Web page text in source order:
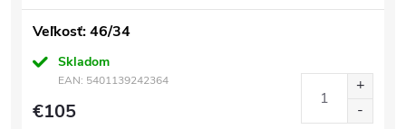
Veľkosť: 46/34
Skladom
EAN: 5401139242364
€105